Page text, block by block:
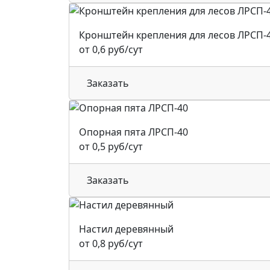
Кронштейн крепления для лесов ЛРСП-
от 0,6 руб/сут
Заказать
Опорная пята ЛРСП-40
от 0,5 руб/сут
Заказать
Настил деревянный
от 0,8 руб/сут